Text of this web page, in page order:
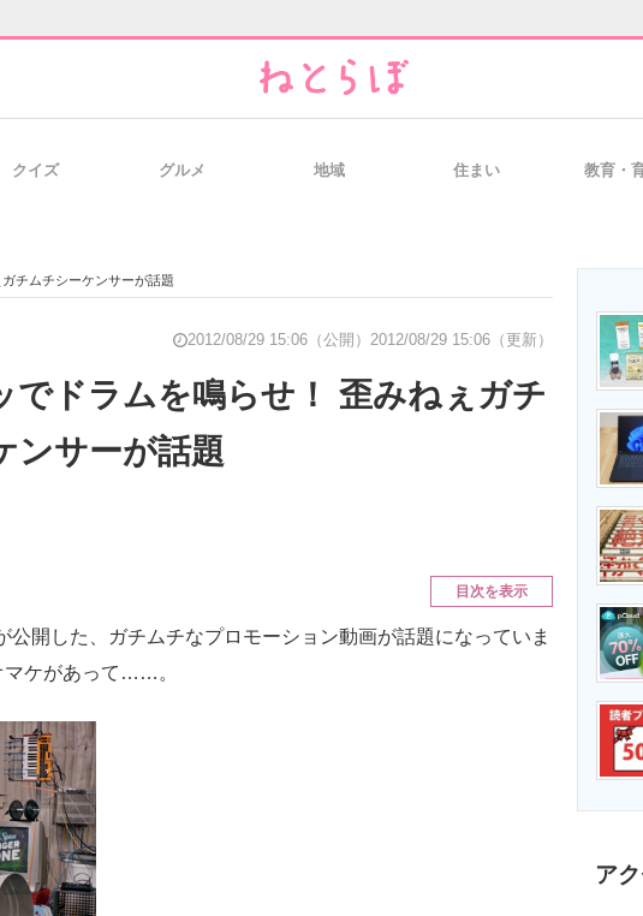
経営リーダーのコミュ
業向けIT製品の総合サイト 製造業のIT導入・活用
エネルギーの専門メデ
クイズ グルメ 地域 住まい 教育・
チムチシーケンサーが話題
2012/08/29 15:06（公開） 2012/08/29 15:06（更新）
でドラムを鳴らせ！ 歪みねぇガチ
ンサーが話題
目次を表示
開した、ガチムチなプロモーション動画が話題になっていま
マケがあって……。
ア